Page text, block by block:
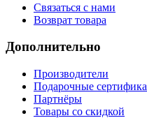
Связаться с нами
Возврат товара
Дополнительно
Производители
Подарочные
Партнёры
Товары со скидкой